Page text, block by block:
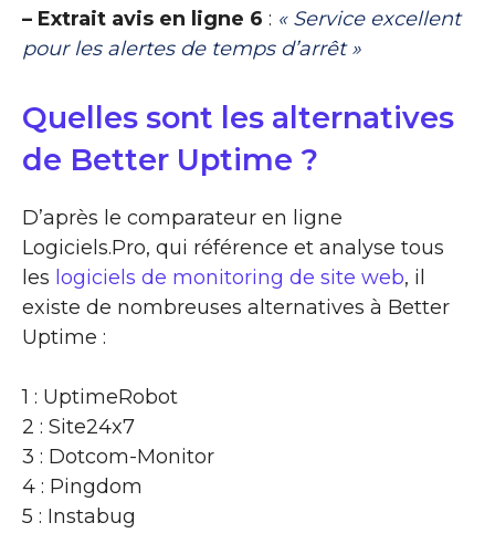
– Extrait avis en ligne 6 : « Service excellent
pour les alertes de temps d’arrêt »
Quelles sont les alternatives
de Better Uptime ?
D’après le comparateur en ligne
Logiciels.Pro, qui référence et analyse tous
les logiciels de monitoring de site web, il
existe de nombreuses alternatives à Better
Uptime :
1 : UptimeRobot
2 : Site24x7
3 : Dotcom-Monitor
4 : Pingdom
5 : Instabug